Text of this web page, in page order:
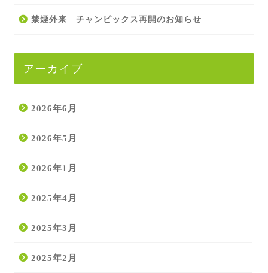
禁煙外来 チャンピックス再開のお知らせ
アーカイブ
2026年6月
2026年5月
2026年1月
2025年4月
2025年3月
2025年2月